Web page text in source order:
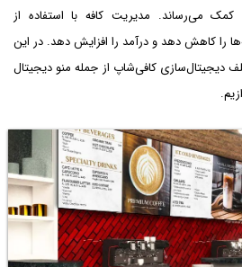
می‌رساند. مدیریت کافه با استفاده از
را کاهش دهد و درآمد را افزایش دهد. در این
دیجیتال‌سازی کافی‌شاپ از جمله منو دیجیتال